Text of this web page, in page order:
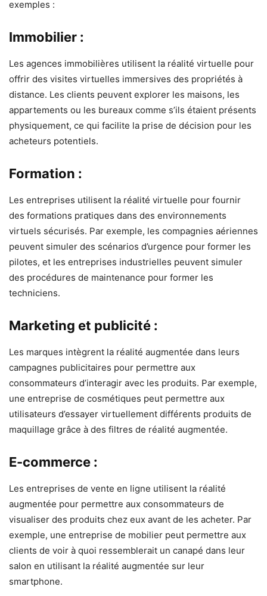
exemples :
Immobilier :
Les agences immobilières utilisent la réalité virtuelle pour
offrir des visites virtuelles immersives des propriétés à
distance. Les clients peuvent explorer les maisons, les
appartements ou les bureaux comme s’ils étaient présents
physiquement, ce qui facilite la prise de décision pour les
acheteurs potentiels.
Formation :
Les entreprises utilisent la réalité virtuelle pour fournir
des formations pratiques dans des environnements
virtuels sécurisés. Par exemple, les compagnies aériennes
peuvent simuler des scénarios d’urgence pour former les
pilotes, et les entreprises industrielles peuvent simuler
des procédures de maintenance pour former les
techniciens.
Marketing et publicité :
Les marques intègrent la réalité augmentée dans leurs
campagnes publicitaires pour permettre aux
consommateurs d’interagir avec les produits. Par exemple,
une entreprise de cosmétiques peut permettre aux
utilisateurs d’essayer virtuellement différents produits de
maquillage grâce à des filtres de réalité augmentée.
E-commerce :
Les entreprises de vente en ligne utilisent la réalité
augmentée pour permettre aux consommateurs de
visualiser des produits chez eux avant de les acheter. Par
exemple, une entreprise de mobilier peut permettre aux
clients de voir à quoi ressemblerait un canapé dans leur
salon en utilisant la réalité augmentée sur leur
smartphone.